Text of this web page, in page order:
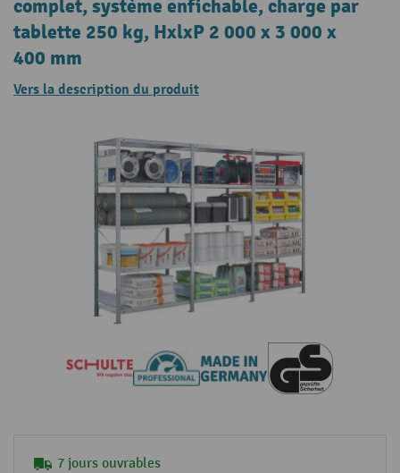
complet, système enfichable, charge par
tablette 250 kg, HxlxP 2 000 x 3 000 x
400 mm
Vers la description du produit
7 jours ouvrables